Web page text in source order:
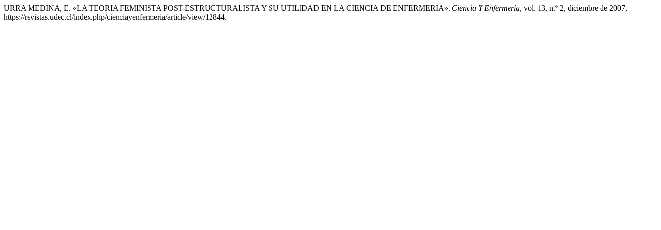
URRA MEDINA, E. «LA TEORIA FEMINISTA POST-ESTRUCTURALISTA Y SU UTILIDAD EN LA CIENCIA DE ENFERMERIA». Ciencia Y Enfermería, vol. 13, n.º 2, diciembre de 2007,
https://revistas.udec.cl/index.php/cienciayenfermeria/article/view/12844.